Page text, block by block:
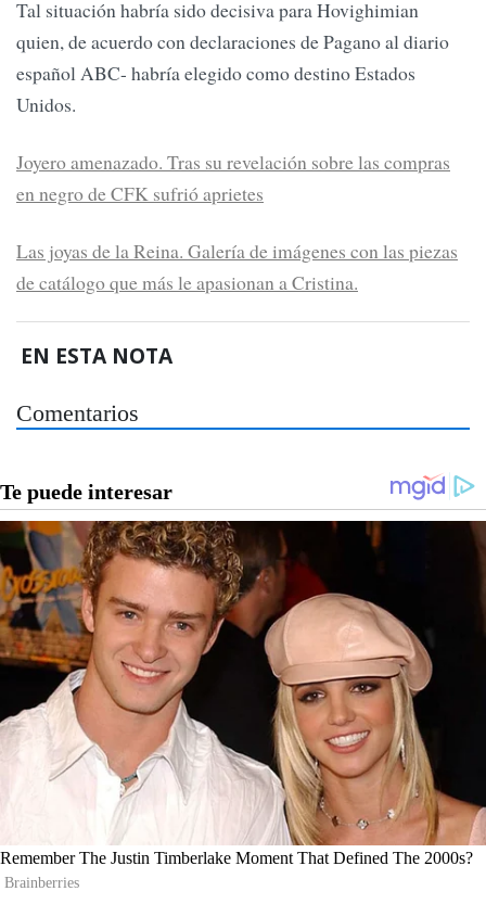
Tal situación habría sido decisiva para Hovighimian
quien, de acuerdo con declaraciones de Pagano al diario
español ABC- habría elegido como destino Estados
Unidos.
Joyero amenazado. Tras su revelación sobre las compras
en negro de CFK sufrió aprietes
Las joyas de la Reina. Galería de imágenes con las piezas
de catálogo que más le apasionan a Cristina.
EN ESTA NOTA
Comentarios